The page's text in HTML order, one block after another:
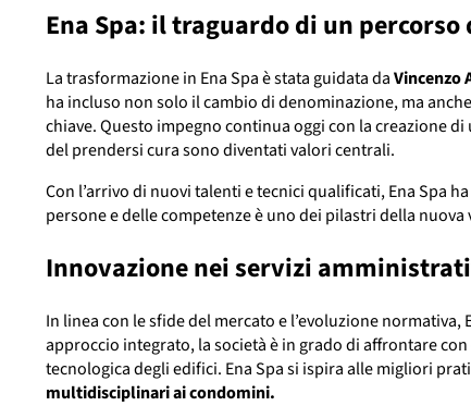
Ena Spa: il traguardo di un
La trasformazione in Ena Spa è stata guidata daVincenzo
ha incluso non solo il cambio di denominazione, ma
chiave. Questo impegno continua oggi con la creazione
del prendersi cura sono diventati valori centrali.
Con l’arrivo di nuovi talenti e tecnici qualificati, Ena Spa
persone e delle competenze è uno dei pilastri della
Innovazione nei servizi
In linea con le sfide del mercato e l’evoluzione normativa,
approccio integrato, la società è in grado di affrontare
tecnologica degli edifici. Ena Spa si ispira alle migliori
multidisciplinari ai condomini.